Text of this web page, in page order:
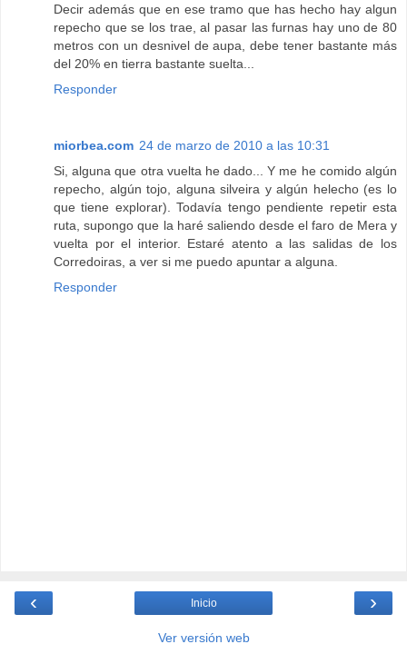
Decir además que en ese tramo que has hecho hay algun
repecho que se los trae, al pasar las furnas hay uno de 80
metros con un desnivel de aupa, debe tener bastante más
del 20% en tierra bastante suelta...
Responder
miorbea.com 24 de marzo de 2010 a las 10:31
Si, alguna que otra vuelta he dado... Y me he comido algún
repecho, algún tojo, alguna silveira y algún helecho (es lo
que tiene explorar). Todavía tengo pendiente repetir esta
ruta, supongo que la haré saliendo desde el faro de Mera y
vuelta por el interior. Estaré atento a las salidas de los
Corredoiras, a ver si me puedo apuntar a alguna.
Responder
‹ ›
Inicio
Ver versión web